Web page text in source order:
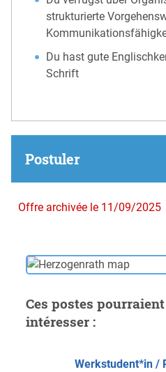
strukturierte
Du hast gute
Schrift
Postuler
Offre archivée le 11/09/2025
Ces postes
intéresser :
Werkstudent*in /